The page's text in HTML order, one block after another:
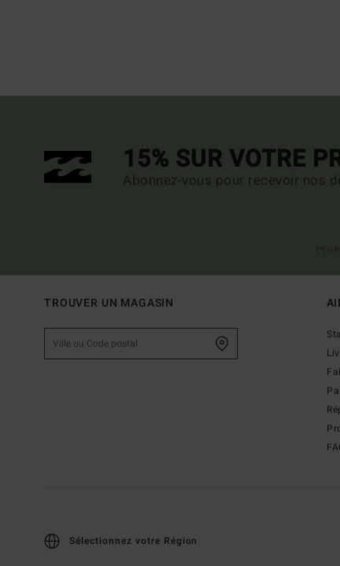
15% SUR VOTRE
Abonnez-vous pour recevoir nos
TROUVER UN MAGASIN
Sélectionnez votre Région